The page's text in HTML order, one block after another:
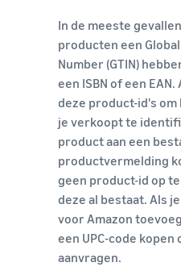
In de meeste
producten een
Number (GTIN)
een ISBN of een
deze product-id's
je verkoopt te
product aan een
productvermelding
geen product-id op
deze al bestaat. Als
voor Amazon
een UPC-code
aanvragen.